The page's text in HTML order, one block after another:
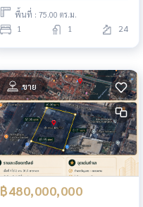
พื้นที่ : 75.00 ตร.ม.
1 1 24
ขาย
฿480,000,000